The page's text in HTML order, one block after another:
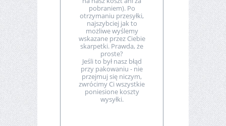
pobraniem). Po
otrzymaniu przesyłki,
najszybciej jak to
możliwe wyślemy
wskazane przez Ciebie
skarpetki. Prawda, że
proste?
Jeśli to był nasz błąd
przy pakowaniu - nie
przejmuj się niczym,
zwrócimy Ci wszystkie
poniesione koszty
wysyłki.